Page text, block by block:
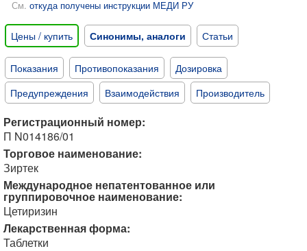
См. откуда получены инструкции МЕДИ РУ
Цены / купить Синонимы, аналоги Статьи
Показания Противопоказания
Дозировка
Предупреждения
Взаимодействия Производитель
Регистрационный номер:
П N014186/01
Торговое наименование:
Зиртек
Международное непатентованное или
группировочное наименование:
Цетиризин
Лекарственная форма:
Таблетки